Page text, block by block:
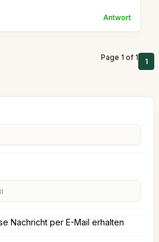
Antwort
Page 1 of 1 1
Nachricht per E-Mail erhalten